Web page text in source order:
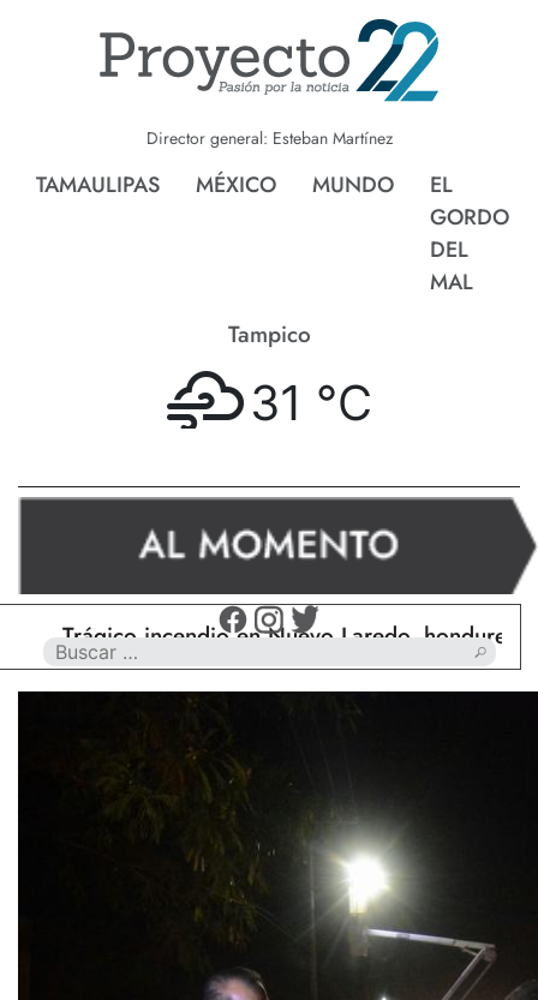
Director general: Esteban Martínez
TAMAULIPAS MÉXICO MUNDO
EL
GORDO
DEL
MAL
Tampico
31 °C
Trágico incendio en Nuevo Laredo, hondureño